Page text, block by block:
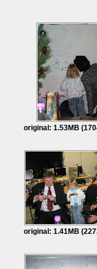
original: 1.53MB
original: 1.41MB